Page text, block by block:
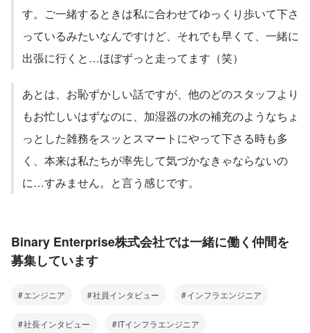
す。ご一緒するときは私に合わせてゆっくり歩いて下さ
っているみたいなんですけど、それでも早くて、一緒に
出張に行くと…ほぼずっと走ってます（笑）
あとは、お恥ずかしい話ですが、他のどのスタッフより
もお忙しいはずなのに、加湿器の水の補充のようなちょ
っとした雑務をスッとスマートにやって下さる時も多
く、本来は私たちが率先して気づかなきゃならないの
に…すみません。と言う感じです。
Binary Enterprise株式会社では一緒に働く仲間を
募集しています
エンジニア 社員インタビュー インフラエンジニア
社長インタビュー ITインフラエンジニア